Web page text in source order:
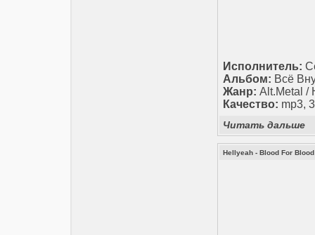
Исполнитель:
Альбом: Всё
Жанр: Alt.Metal /
Качество: mp3,
Читать дальше
Hellyeah - Blood For Blood